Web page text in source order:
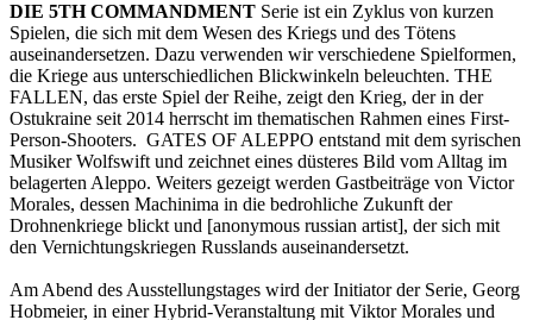
DIE 5TH COMMANDMENT Serie ist ein Zyklus von kurzen
Spielen, die sich mit dem Wesen des Kriegs und des Tötens
auseinandersetzen. Dazu verwenden wir verschiedene Spielformen,
die Kriege aus unterschiedlichen Blickwinkeln beleuchten. THE
FALLEN, das erste Spiel der Reihe, zeigt den Krieg, der in der
Ostukraine seit 2014 herrscht im thematischen Rahmen eines First-
Person-Shooters. GATES OF ALEPPO entstand mit dem syrischen
Musiker Wolfswift und zeichnet eines düsteres Bild vom Alltag im
belagerten Aleppo. Weiters gezeigt werden Gastbeiträge von Victor
Morales, dessen Machinima in die bedrohliche Zukunft der
Drohnenkriege blickt und [anonymous russian artist], der sich mit
den Vernichtungskriegen Russlands auseinandersetzt.
Am Abend des Ausstellungstages wird der Initiator der Serie, Georg
Hobmeier, in einer Hybrid-Veranstaltung mit Viktor Morales und